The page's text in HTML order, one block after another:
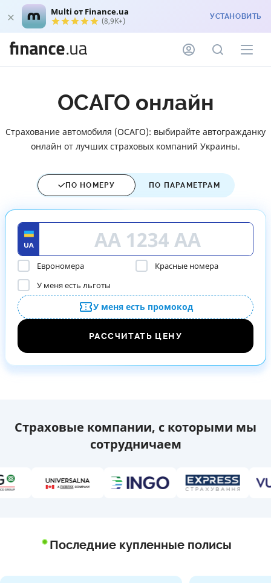
Multi от Finance.ua
(8,9K+) УСТАНОВИТЬ
ОСАГО онлайн
Страхование автомобиля (ОСАГО): выбирайте автогражданку
онлайн от лучших страховых компаний Украины.
ПО НОМЕРУ ПО ПАРАМЕТРАМ
У меня есть промокод
Еврономера
Красные номера
У меня есть льготы
РАССЧИТАТЬ ЦЕНУ
Страховые компании, с которыми мы
сотрудничаем
Последние купленные полисы